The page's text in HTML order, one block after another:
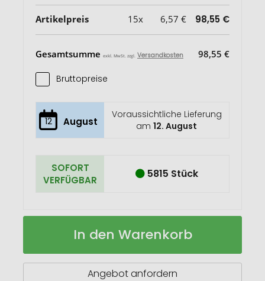
Artikelpreis 15x 6,57 € 98,55 €
Gesamtsumme exkl. MwSt. zzgl. Versandkosten 98,55 €
Bruttopreise
12 August
Voraussichtliche Lieferung
am12. August
SOFORT
VERFÜGBAR
5815 Stück
SETTIE
Flasche
Auf
In den Warenkorb
Angebot anfordern